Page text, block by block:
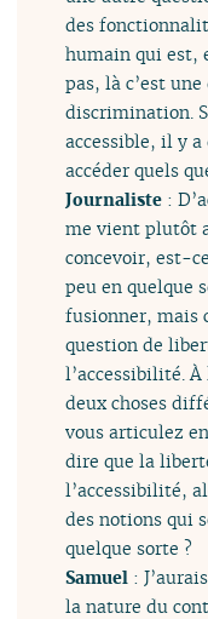
des
humain qui est,
pas, là c’est
discrimination.
accessible, il y
accéder quels
Journaliste :
me vient plutôt
concevoir, est-
peu en quelque
fusionner, mais
question de
l’accessibilité.
deux choses
vous articulez
dire que la
l’accessibilité,
des notions qui
quelque sorte ?
Samuel :
la nature du